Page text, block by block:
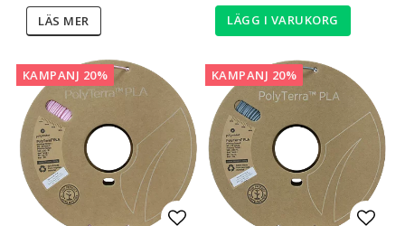
LÄS MER LÄGG I VARUKORG
KAMPANJ 20% KAMPANJ 20%